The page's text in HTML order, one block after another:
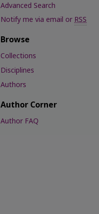
Advanced Search
Notify me via email or RSS
Browse
Collections
Disciplines
Authors
Author Corner
Author FAQ